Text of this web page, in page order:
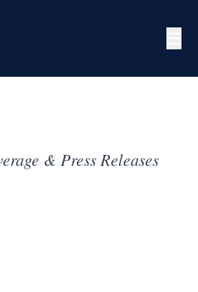
& Press Releases